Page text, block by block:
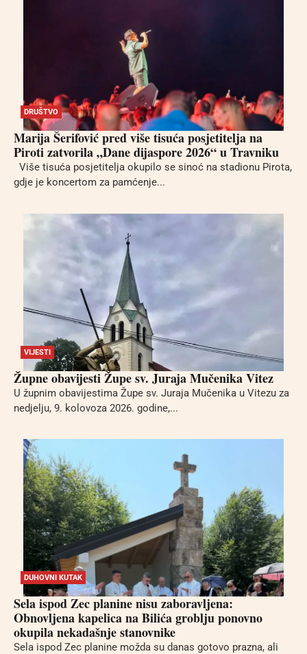
DRUŠTVO
Marija Šerifović pred više tisuća posjetitelja na
Piroti zatvorila „Dane dijaspore 2026“ u Travniku
Više tisuća posjetitelja okupilo se sinoć na stadionu Pirota,
gdje je koncertom za pamćenje...
VIJESTI
Župne obavijesti Župe sv. Juraja Mučenika Vitez
U župnim obavijestima Župe sv. Juraja Mučenika u Vitezu za
nedjelju, 9. kolovoza 2026. godine,...
DUHOVNI KUTAK
Sela ispod Zec planine nisu zaboravljena:
Obnovljena kapelica na Bilića groblju ponovno
okupila nekadašnje stanovnike
Sela ispod Zec planine možda su danas gotovo prazna, ali